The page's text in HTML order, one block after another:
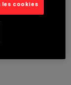
cookies